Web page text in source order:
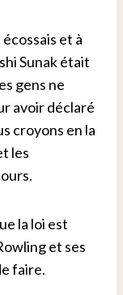
et à
Sunak était
gens ne
avoir déclaré
croyons en la
les
la loi est
et ses
faire.